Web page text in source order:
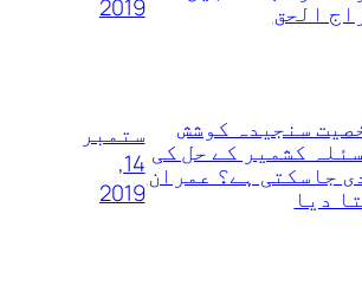
الحق 2019
سنجیدہ کوشش
کشمیر کے حل کی
جاسکتی ہے؟ عمران
دیا
ستمبر
14,
2019